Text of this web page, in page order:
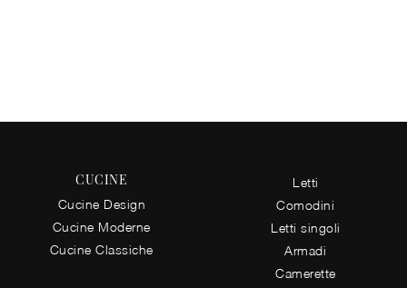
CUCINE
Cucine Design
Cucine Moderne
Cucine Classiche
Letti
Comodini
Letti singoli
Armadi
Camerette